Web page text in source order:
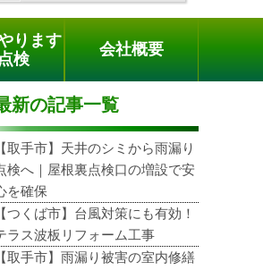
ります
検
会社概要
新の記事一覧
【取手市】天井のシミから雨漏り
検へ｜屋根裏点検口の増設で安
を確保
【つくば市】台風対策にも有効！
ラス波板リフォーム工事
【取手市】雨漏り被害の室内修繕